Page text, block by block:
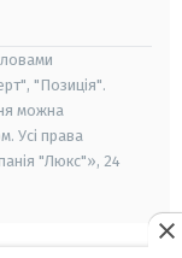
"Позиція".
можна
Усі права
"Люкс"», 24